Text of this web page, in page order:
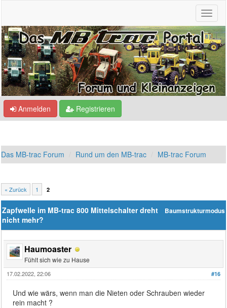
Anmelden Registrieren
Das MB-trac Forum Rund um den MB-trac MB-trac Forum
« Zurück 1 2
Baumstrukturmodus
Zapfwelle im MB-trac 800 Mittelschalter dreht
nicht mehr?
Haumoaster
Fühlt sich wie zu Hause
#16
17.02.2022, 22:06
Und wie wärs, wenn man die Nieten oder Schrauben wieder
rein macht ?